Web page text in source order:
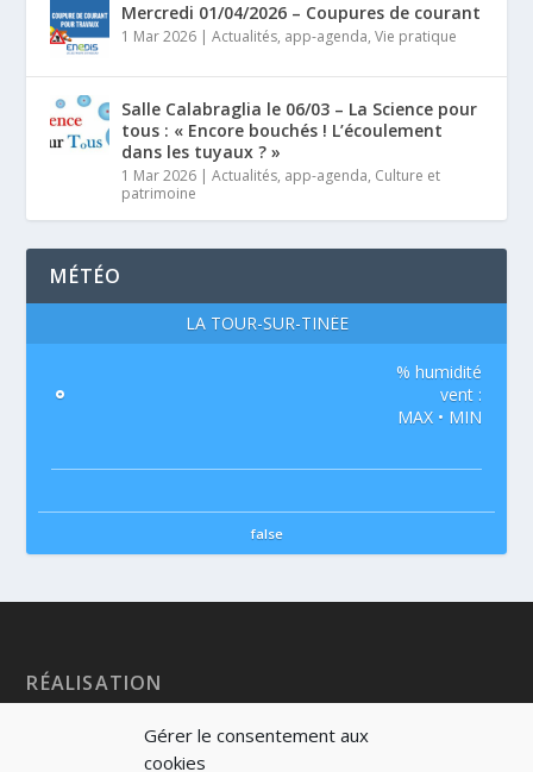
Gérer le consentement aux
cookies
Mercredi 01/04/2026 – Coupures de courant
1 Mar 2026 |Actualités, app-agenda,Vie pratique
Salle Calabraglia le 06/03 – La Science pour
tous : « Encore bouchés ! L’écoulement
dans les tuyaux ? »
1 Mar 2026 |Actualités, app-agenda, Culture et
patrimoine
MÉTÉO
LA TOUR-SUR-TINÉE
°
% humidité
vent :
MAX • MIN
false
RÉALISATION